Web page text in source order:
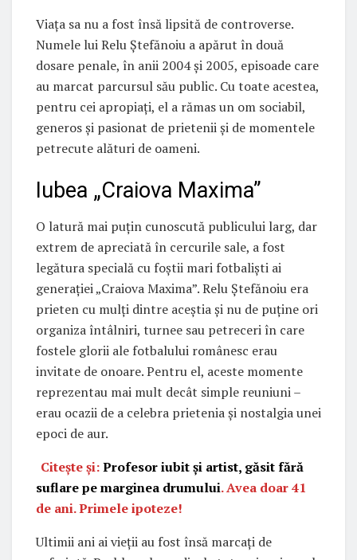
Viața sa nu a fost însă lipsită de controverse.
Numele lui Relu Ștefănoiu a apărut în două
dosare penale, în anii 2004 și 2005, episoade care
au marcat parcursul său public. Cu toate acestea,
pentru cei apropiați, el a rămas un om sociabil,
generos și pasionat de prietenii și de momentele
petrecute alături de oameni.
Iubea „Craiova Maxima”
O latură mai puțin cunoscută publicului larg, dar
extrem de apreciată în cercurile sale, a fost
legătura specială cu foștii mari fotbaliști ai
generației „Craiova Maxima”. Relu Ștefănoiu era
prieten cu mulți dintre aceștia și nu de puține ori
organiza întâlniri, turnee sau petreceri în care
fostele glorii ale fotbalului românesc erau
invitate de onoare. Pentru el, aceste momente
reprezentau mai mult decât simple reuniuni –
erau ocazii de a celebra prietenia și nostalgia unei
epoci de aur.
Citește și:Profesor iubit și artist, găsit fără
suflare pe marginea drumului. Avea doar 41
de ani. Primele ipoteze!
Ultimii ani ai vieții au fost însă marcați de